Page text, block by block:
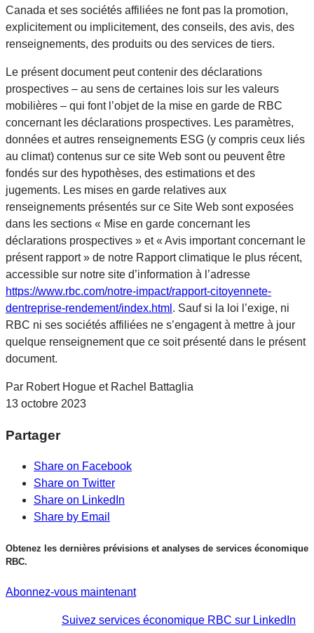
Canada et ses sociétés affiliées ne font pas la promotion,
explicitement ou implicitement, des conseils, des avis, des
renseignements, des produits ou des services de tiers.
Le présent document peut contenir des déclarations
prospectives – au sens de certaines lois sur les valeurs
mobilières – qui font l’objet de la mise en garde de RBC
concernant les déclarations prospectives. Les paramètres,
données et autres renseignements ESG (y compris ceux liés
au climat) contenus sur ce site Web sont ou peuvent être
fondés sur des hypothèses, des estimations et des
jugements. Les mises en garde relatives aux
renseignements présentés sur ce Site Web sont exposées
dans les sections « Mise en garde concernant les
déclarations prospectives » et « Avis important concernant le
présent rapport » de notre Rapport climatique le plus récent,
accessible sur notre site d’information à l’adresse
https://www.rbc.com/notre-impact/rapport-citoyennete-
dentreprise-rendement/index.html . Sauf si la loi l’exige, ni
RBC ni ses sociétés affiliées ne s’engagent à mettre à jour
quelque renseignement que ce soit présenté dans le présent
document.
Par Robert Hogue et Rachel Battaglia
13 octobre 2023
Partager
Share on Facebook
Share on Twitter
Share on LinkedIn
Share by Email
Obtenez les dernières prévisions et analyses de services économique
RBC.
Abonnez-vous maintenant
Suivez services économique RBC sur LinkedIn